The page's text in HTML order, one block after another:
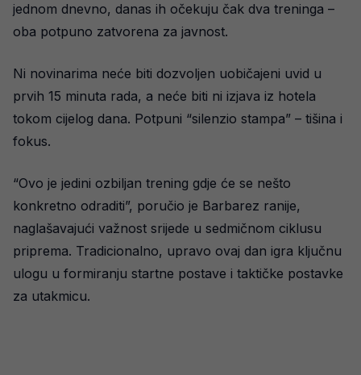
jednom dnevno, danas ih očekuju čak dva treninga –
oba potpuno zatvorena za javnost.
Ni novinarima neće biti dozvoljen uobičajeni uvid u
prvih 15 minuta rada, a neće biti ni izjava iz hotela
tokom cijelog dana. Potpuni “silenzio stampa” – tišina i
fokus.
“Ovo je jedini ozbiljan trening gdje će se nešto
konkretno odraditi”, poručio je Barbarez ranije,
naglašavajući važnost srijede u sedmičnom ciklusu
priprema. Tradicionalno, upravo ovaj dan igra ključnu
ulogu u formiranju startne postave i taktičke postavke
za utakmicu.